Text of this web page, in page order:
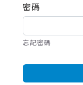
密碼
忘記密碼